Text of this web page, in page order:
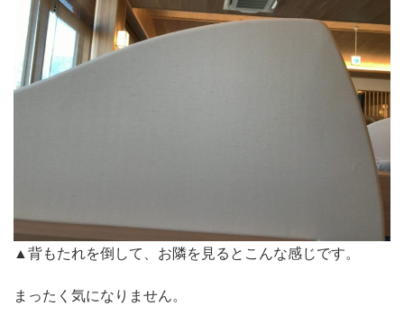
▲背もたれを倒して、お隣を見るとこんな感じです。
まったく気になりません。